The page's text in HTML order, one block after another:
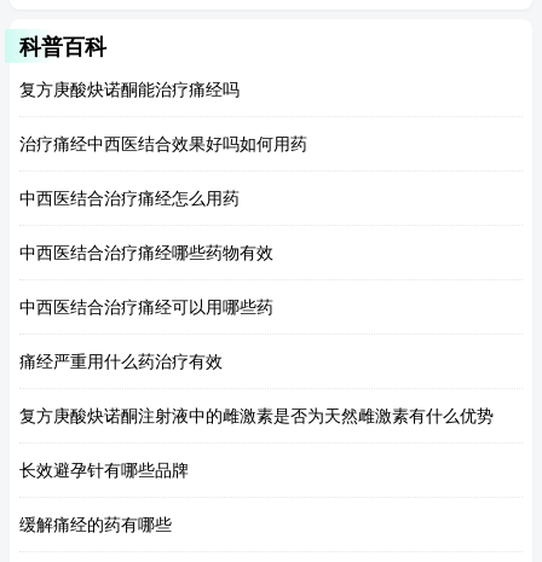
科普百科
复方庚酸炔诺酮能治疗痛经吗
治疗痛经中西医结合效果好吗如何用药
中西医结合治疗痛经怎么用药
中西医结合治疗痛经哪些药物有效
中西医结合治疗痛经可以用哪些药
痛经严重用什么药治疗有效
复方庚酸炔诺酮注射液中的雌激素是否为天然雌激素有什么优势
长效避孕针有哪些品牌
缓解痛经的药有哪些